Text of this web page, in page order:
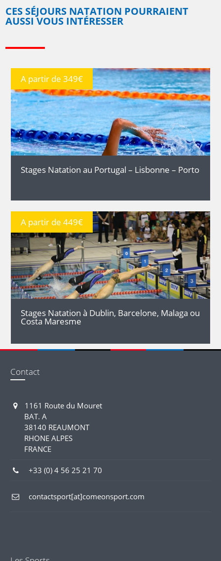
CES SÉJOURS NATATION POURRAIENT
AUSSI VOUS INTÉRESSER
A partir de 349€
DÉTAILS
Stages Natation au Portugal – Lisbonne – Porto
A partir de 449€
DÉTAILS
Stages Natation à Dublin, Barcelone, Malaga ou
Costa Maresme
Contact
1161 Route du Mouret
BAT. A
38140 REAUMONT
RHONE ALPES
FRANCE
+33 (0) 4 56 25 21 70
contactsport[at]comeonsport.com